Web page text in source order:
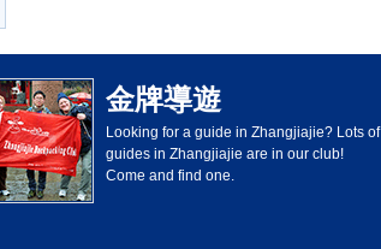
金牌導遊
Looking for a guide in Zhangjiajie? Lots of
guides in Zhangjiajie are in our club!
Come and find one.